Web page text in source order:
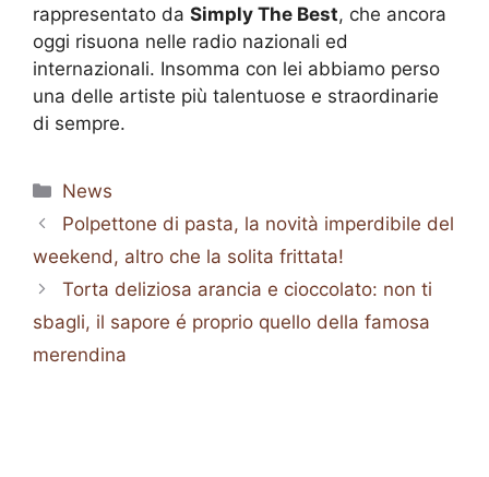
rappresentato da Simply The Best, che ancora
oggi risuona nelle radio nazionali ed
internazionali. Insomma con lei abbiamo perso
una delle artiste più talentuose e straordinarie
di sempre.
Categorie
News
Polpettone di pasta, la novità imperdibile del
weekend, altro che la solita frittata!
Torta deliziosa arancia e cioccolato: non ti
sbagli, il sapore é proprio quello della famosa
merendina